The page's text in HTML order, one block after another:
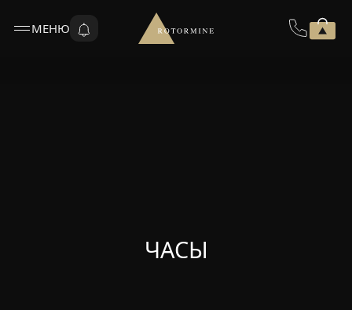
МЕНЮ
ЧАСЫ